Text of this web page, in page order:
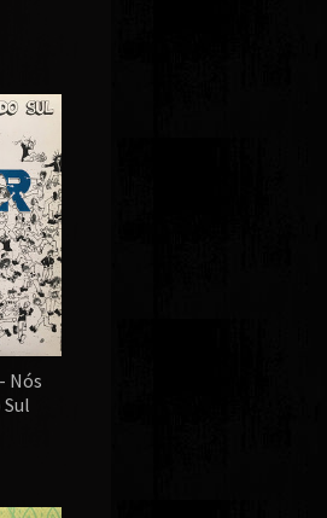
Nós